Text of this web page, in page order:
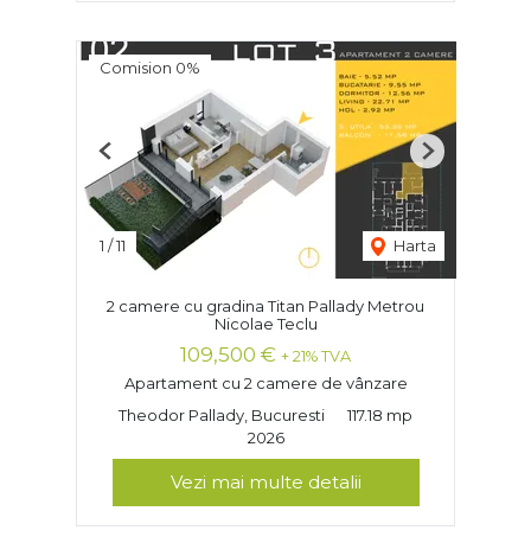
Comision 0%
1 /11 Harta
Previous Next
2 camere cu gradina Titan Pallady Metrou
Nicolae Teclu
109,500 € + 21% TVA
Apartament cu 2 camere de vânzare
Theodor Pallady, Bucuresti
117.18 mp
2026
Vezi mai multe detalii